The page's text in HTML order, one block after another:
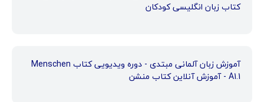
کتاب زبان انگلیسی کودکان
آموزش زبان آلمانی مبتدی - دوره ویدیویی کتاب Menschen
A1.1 - آموزش آنلاین کتاب منشن